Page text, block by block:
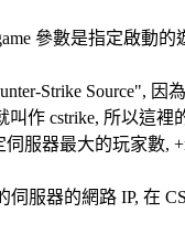
參數是指定啟動的
Strike Source", 因
叫作 cstrike, 所以這裡
伺服器最大的玩家數,
服器的網路 IP, 在